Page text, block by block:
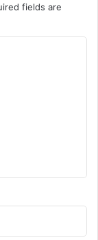
fields are